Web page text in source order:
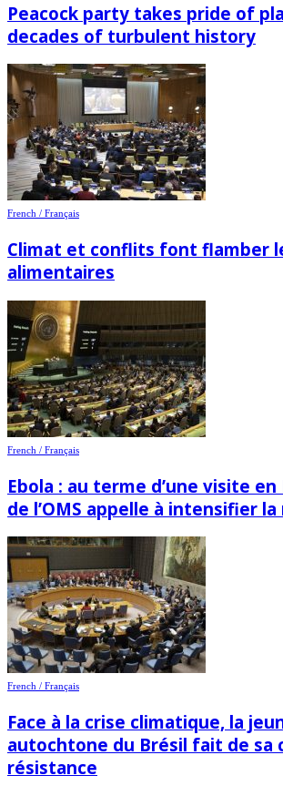
Peacock party takes pride of
decades of turbulent history
French / Français
Climat et conflits font flamber
alimentaires
French / Français
Ebola : au terme d’une visite en
de l’OMS appelle à intensifier
French / Français
Face à la crise climatique, la
autochtone du Brésil fait de sa
résistance